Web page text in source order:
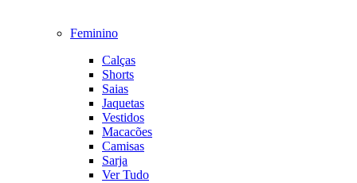
Feminino
Calças
Shorts
Saias
Jaquetas
Vestidos
Macacões
Camisas
Sarja
Ver Tudo